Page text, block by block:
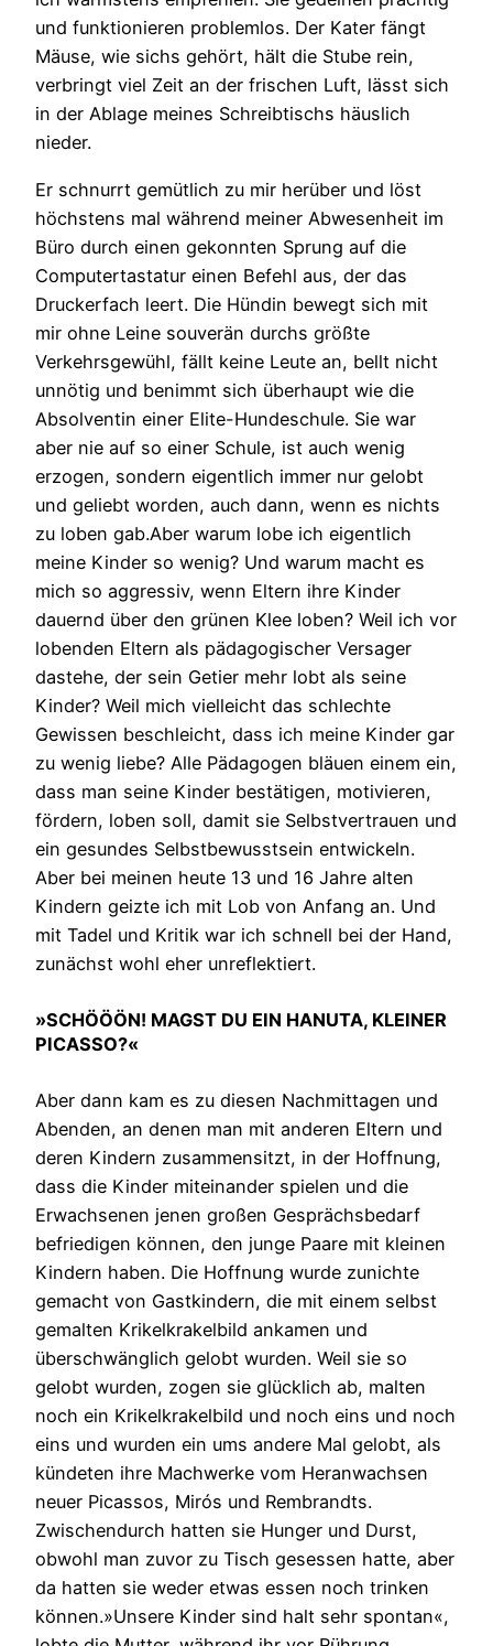
und funktionieren problemlos. Der Kater fängt
Mäuse, wie sichs gehört, hält die Stube rein,
verbringt viel Zeit an der frischen Luft, lässt sich
in der Ablage meines Schreibtischs häuslich
nieder.
Er schnurrt gemütlich zu mir herüber und löst
höchstens mal während meiner Abwesenheit im
Büro durch einen gekonnten Sprung auf die
Computertastatur einen Befehl aus, der das
Druckerfach leert. Die Hündin bewegt sich mit
mir ohne Leine souverän durchs größte
Verkehrsgewühl, fällt keine Leute an, bellt nicht
unnötig und benimmt sich überhaupt wie die
Absolventin einer Elite-Hundeschule. Sie war
aber nie auf so einer Schule, ist auch wenig
erzogen, sondern eigentlich immer nur gelobt
und geliebt worden, auch dann, wenn es nichts
zu loben gab.Aber warum lobe ich eigentlich
meine Kinder so wenig? Und warum macht es
mich so aggressiv, wenn Eltern ihre Kinder
dauernd über den grünen Klee loben? Weil ich vor
lobenden Eltern als pädagogischer Versager
dastehe, der sein Getier mehr lobt als seine
Kinder? Weil mich vielleicht das schlechte
Gewissen beschleicht, dass ich meine Kinder gar
zu wenig liebe? Alle Pädagogen bläuen einem ein,
dass man seine Kinder bestätigen, motivieren,
fördern, loben soll, damit sie Selbstvertrauen und
ein gesundes Selbstbewusstsein entwickeln.
Aber bei meinen heute 13 und 16 Jahre alten
Kindern geizte ich mit Lob von Anfang an. Und
mit Tadel und Kritik war ich schnell bei der Hand,
zunächst wohl eher unreflektiert.
»SCHÖÖÖN! MAGST DU EIN HANUTA, KLEINER
PICASSO?«
Aber dann kam es zu diesen Nachmittagen und
Abenden, an denen man mit anderen Eltern und
deren Kindern zusammensitzt, in der Hoffnung,
dass die Kinder miteinander spielen und die
Erwachsenen jenen großen Gesprächsbedarf
befriedigen können, den junge Paare mit kleinen
Kindern haben. Die Hoffnung wurde zunichte
gemacht von Gastkindern, die mit einem selbst
gemalten Krikelkrakelbild ankamen und
überschwänglich gelobt wurden. Weil sie so
gelobt wurden, zogen sie glücklich ab, malten
noch ein Krikelkrakelbild und noch eins und noch
eins und wurden ein ums andere Mal gelobt, als
kündeten ihre Machwerke vom Heranwachsen
neuer Picassos, Mirós und Rembrandts.
Zwischendurch hatten sie Hunger und Durst,
obwohl man zuvor zu Tisch gesessen hatte, aber
da hatten sie weder etwas essen noch trinken
können.»Unsere Kinder sind halt sehr spontan«,